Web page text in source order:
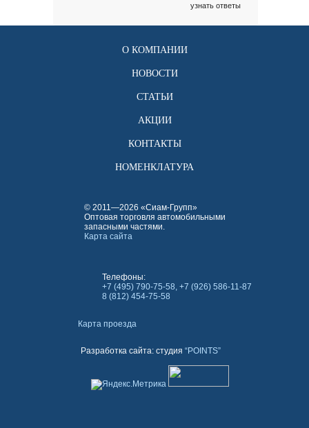
узнать ответы
О КОМПАНИИ
НОВОСТИ
СТАТЬИ
АКЦИИ
КОНТАКТЫ
НОМЕНКЛАТУРА
© 2011—2026 «Сиам-Групп»
Оптовая торговля автомобильными
запасными частями.
Карта сайта
Телефоны:
+7 (495) 790-75-58, +7 (926) 586-11-87
8 (812) 454-75-58
Карта проезда
Разработка сайта: студия “POINTS”